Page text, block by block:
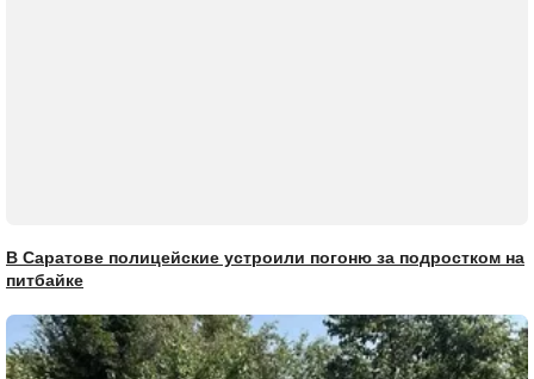
В Саратове полицейские устроили погоню за подростком на
питбайке